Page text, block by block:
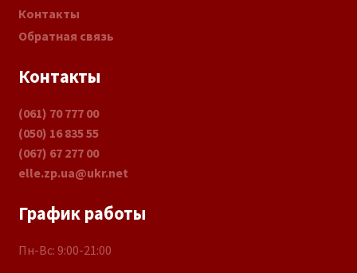
Контакты
Обратная связь
Контакты
(061) 70 777 00
(050) 16 835 55
(067) 67 277 00
elle.zp.ua@ukr.net
График работы
Пн-Вс: 9:00-21:00